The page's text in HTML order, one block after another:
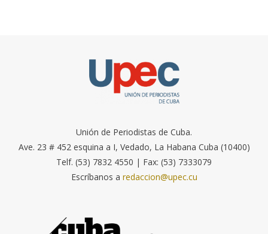
Unión de Periodistas de Cuba.
Ave. 23 # 452 esquina a I, Vedado, La Habana Cuba (10400)
Telf. (53) 7832 4550 | Fax: (53) 7333079
Escríbanos a redaccion@upec.cu